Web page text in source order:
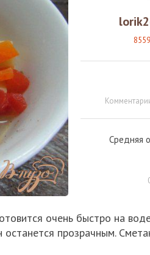
Средняя
очень быстро на
останется прозрачным.